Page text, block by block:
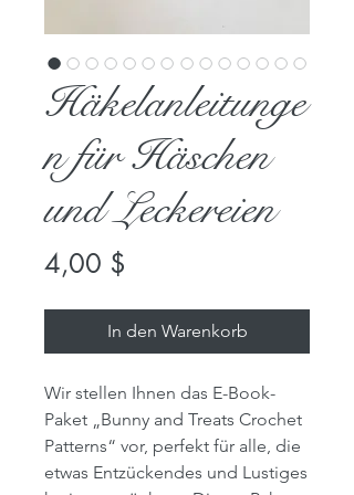
Häkelanleitunge
n für Häschen
und Leckereien
4,00 $
In den Warenkorb
Wir stellen Ihnen das E-Book-
Paket „Bunny and Treats Crochet
Patterns“ vor, perfekt für alle, die
etwas Entzückendes und Lustiges